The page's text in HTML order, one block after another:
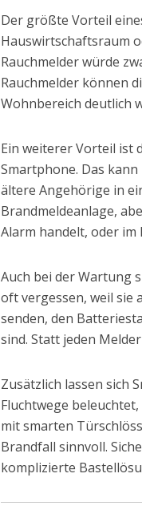
Der größte Vorteil
Hauswirtschaftsraum
Rauchmelder würde
Rauchmelder können
Wohnbereich deutlich
Ein weiterer Vorteil ist
Smartphone. Das
ältere Angehörige in
Brandmeldeanlage,
Alarm handelt, oder
Auch bei der Wartung
oft vergessen, weil sie
senden, den
sind. Statt jeden
Zusätzlich lassen sich
Fluchtwege
mit smarten
Brandfall sinnvoll.
komplizierte